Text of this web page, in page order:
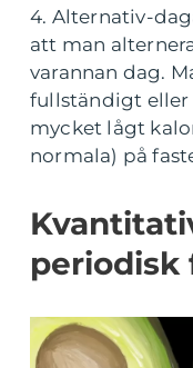
4. Alternativ-
att man
varannan dag.
fullständigt
mycket lågt
normala) på
periodisk